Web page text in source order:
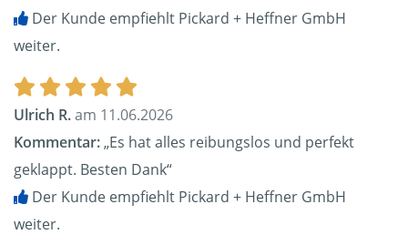
Der Kunde empfiehlt Pickard + Heffner GmbH
weiter.
Ulrich R.am 11.06.2026
Kommentar:„Es hat alles reibungslos und perfekt
geklappt. Besten Dank“
Der Kunde empfiehlt Pickard + Heffner GmbH
weiter.